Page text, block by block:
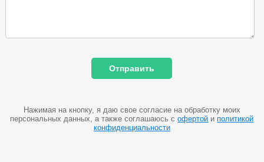
Нажимая на кнопку, я даю свое согласие на обработку моих
персональных данных, а также соглашаюсь софертой иполитикой
конфиденциальности